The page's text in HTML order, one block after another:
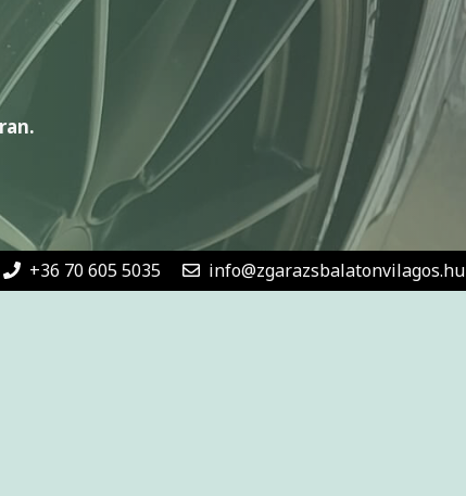
+36 70 605 5035 info@zgarazsbalatonvilagos.hu